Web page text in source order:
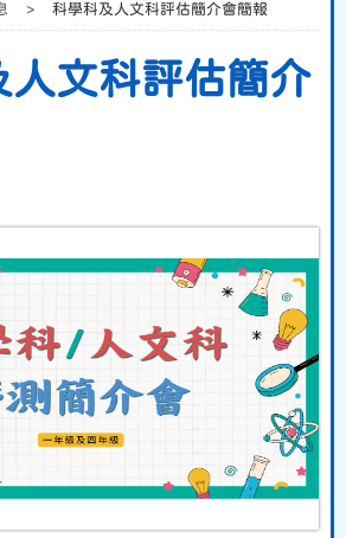
> 科學科及人文科評估簡介會簡報
人文科評估簡介